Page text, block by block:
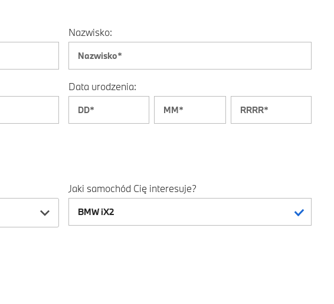
Nazwisko:
Data urodzenia:
Jaki samochód Cię interesuje?